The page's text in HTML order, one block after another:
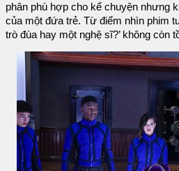
phân phù hợp cho kể chuyện nhưng
của một đứa trẻ. Từ điểm nhìn phim
trò đùa hay một nghệ sĩ?’ không còn